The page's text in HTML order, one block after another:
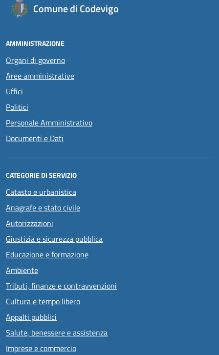
Comune di Codevigo
AMMINISTRAZIONE
Organi di governo
Aree amministrative
Uffici
Politici
Personale Amministrativo
Documenti e Dati
CATEGORIE DI SERVIZIO
Catasto e urbanistica
Anagrafe e stato civile
Autorizzazioni
Giustizia e sicurezza pubblica
Educazione e formazione
Ambiente
Tributi, finanze e contravvenzioni
Cultura e tempo libero
Appalti pubblici
Salute, benessere e assistenza
Imprese e commercio